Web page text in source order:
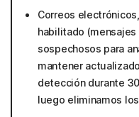
Correos
habilitado
sospechosos para
mantener
detección durante
luego eliminamos